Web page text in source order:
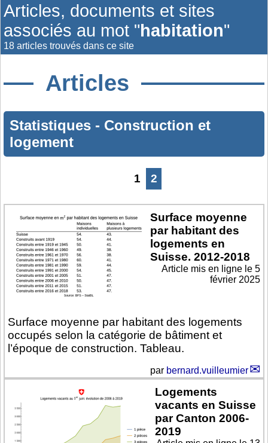
Articles, documents et sites
associés au mot "habitation"
18 articles trouvés dans ce site
Articles
Statistiques - Construction et
logement
1 2
Surface moyenne
par habitant des
logements en
Suisse. 2012-2018
Surface moyenne par habitant des logements
occupés selon la catégorie de bâtiment et
l’époque de construction. Tableau.
Article mis en ligne le 5
février 2025
par bernard.vuilleumier
Logements
vacants en Suisse
par Canton 2006-
2019